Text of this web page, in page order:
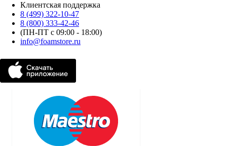
Клиентская поддержка
8 (499) 322-10-47
8 (800) 333-42-46
(ПН-ПТ с 09:00 - 18:00)
info@foamstore.ru